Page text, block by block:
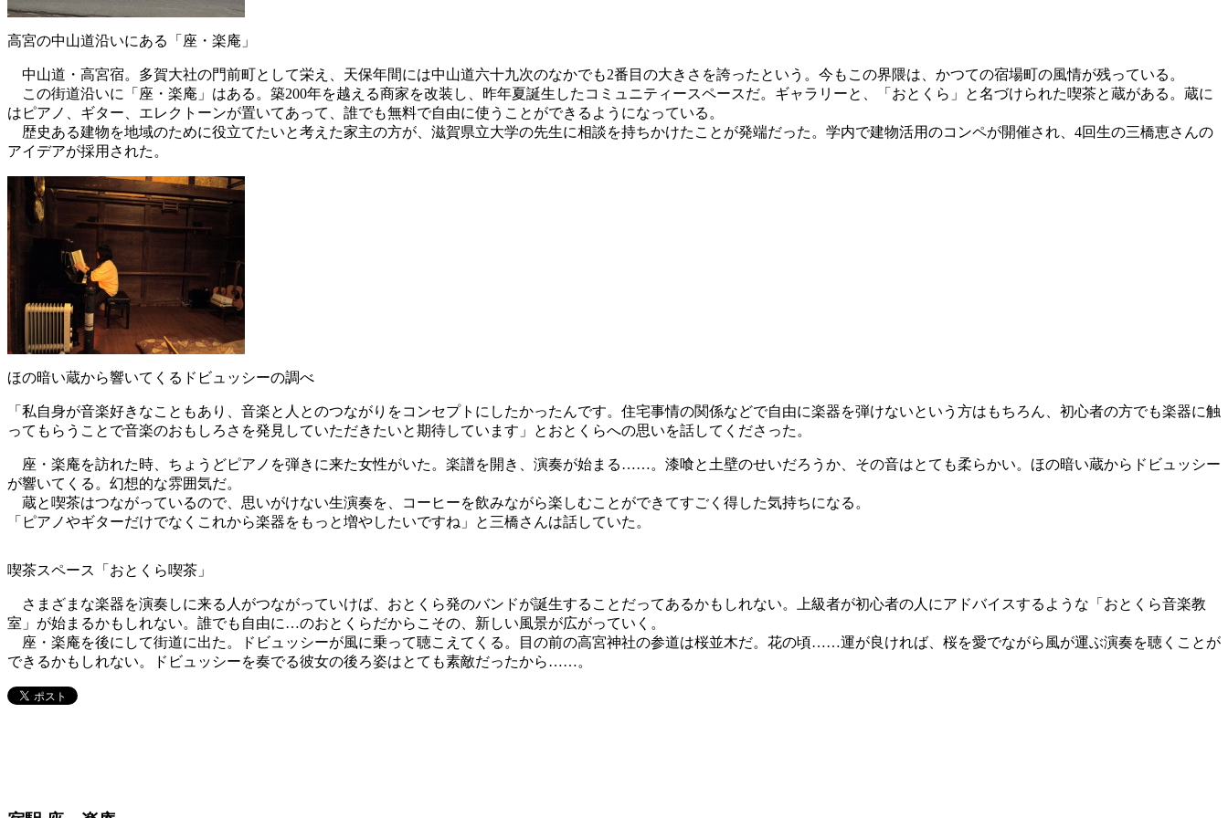
高宮の中山道沿いにある「座・楽庵」
中山道・高宮宿。多賀大社の門前町として栄え、天保年間には中山道六十九次のなかでも2番目の大きさを誇ったという。今もこの界隈は、かつての宿場町の風情が残っている。
この街道沿いに「座・楽庵」はある。築200年を越える商家を改装し、昨年夏誕生したコミュニティースペースだ。ギャラリーと、「おとくら」と名づけられた喫茶と蔵がある。蔵に
はピアノ、ギター、エレクトーンが置いてあって、誰でも無料で自由に使うことができるようになっている。
歴史ある建物を地域のために役立てたいと考えた家主の方が、滋賀県立大学の先生に相談を持ちかけたことが発端だった。学内で建物活用のコンペが開催され、4回生の三橋恵さんの
アイデアが採用された。
ほの暗い蔵から響いてくるドビュッシーの調べ
「私自身が音楽好きなこともあり、音楽と人とのつながりをコンセプトにしたかったんです。住宅事情の関係などで自由に楽器を弾けないという方はもちろん、初心者の方でも楽器に触
ってもらうことで音楽のおもしろさを発見していただきたいと期待しています」とおとくらへの思いを話してくださった。
座・楽庵を訪れた時、ちょうどピアノを弾きに来た女性がいた。楽譜を開き、演奏が始まる……。漆喰と土壁のせいだろうか、その音はとても柔らかい。ほの暗い蔵からドビュッシー
が響いてくる。幻想的な雰囲気だ。
蔵と喫茶はつながっているので、思いがけない生演奏を、コーヒーを飲みながら楽しむことができてすごく得した気持ちになる。
「ピアノやギターだけでなくこれから楽器をもっと増やしたいですね」と三橋さんは話していた。
喫茶スペース「おとくら喫茶」
さまざまな楽器を演奏しに来る人がつながっていけば、おとくら発のバンドが誕生することだってあるかもしれない。上級者が初心者の人にアドバイスするような「おとくら音楽教
室」が始まるかもしれない。誰でも自由に…のおとくらだからこその、新しい風景が広がっていく。
座・楽庵を後にして街道に出た。ドビュッシーが風に乗って聴こえてくる。目の前の高宮神社の参道は桜並木だ。花の頃……運が良ければ、桜を愛でながら風が運ぶ演奏を聴くことが
できるかもしれない。ドビュッシーを奏でる彼女の後ろ姿はとても素敵だったから……。